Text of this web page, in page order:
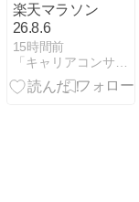
楽天マラソン
26.8.6
15時間前
「キャリアコンサルタント、スキルアップ勉強中です！」